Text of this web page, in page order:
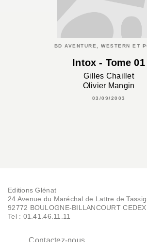
BD AVENTURE, WESTERN ET
Intox - Tome 01
Gilles Chaillet
Olivier Mangin
03/09/2003
Editions Glénat
24 Avenue du Maréchal de Lattre de
92772 BOULOGNE-BILLANCOURT CEDEX
Tel : 01.41.46.11.11